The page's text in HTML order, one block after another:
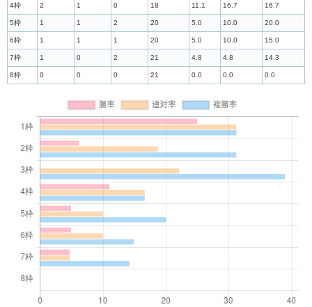
4枠 2 1 0 18 11.1 16.7 16.7
5枠 1 1 2 20 5.0 10.0 20.0
6枠 1 1 1 20 5.0 10.0 15.0
7枠 1 0 2 21 4.8 4.8 14.3
8枠 0 0 0 21 0.0 0.0 0.0